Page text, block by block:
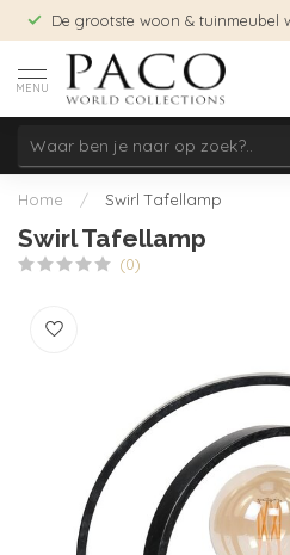
De grootste woon & tuinmeubel
MENU
Home / Swirl Tafellamp
Swirl Tafellamp
(0)